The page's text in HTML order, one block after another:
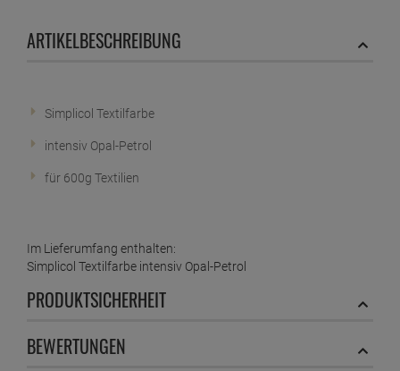
ARTIKELBESCHREIBUNG
Simplicol Textilfarbe
intensiv Opal-Petrol
für 600g Textilien
Im Lieferumfang enthalten:
Simplicol Textilfarbe intensiv Opal-Petrol
PRODUKTSICHERHEIT
BEWERTUNGEN